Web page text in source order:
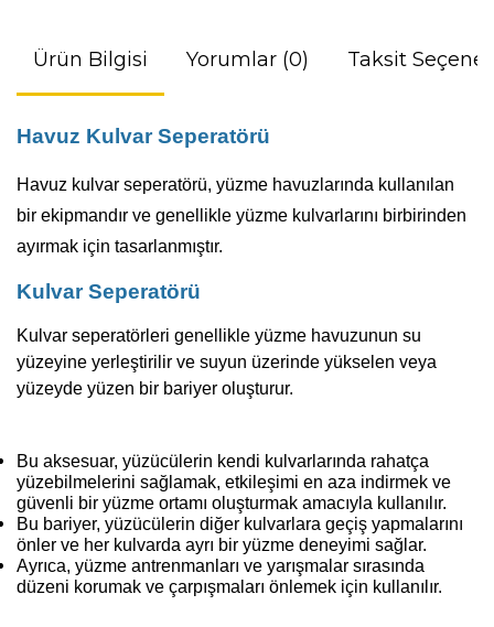
Ürün Bilgisi Yorumlar (0) Taksit
Havuz Kulvar Seperatörü
Havuz kulvar seperatörü, yüzme havuzlarında kullanılan
bir ekipmandır ve genellikle yüzme kulvarlarını birbirinden
ayırmak için tasarlanmıştır.
Kulvar Seperatörü
Kulvar seperatörleri genellikle yüzme havuzunun su
yüzeyine yerleştirilir ve suyun üzerinde yükselen veya
yüzeyde yüzen bir bariyer oluşturur.
Bu aksesuar, yüzücülerin kendi kulvarlarında rahatça
yüzebilmelerini sağlamak, etkileşimi en aza indirmek ve
güvenli bir yüzme ortamı oluşturmak amacıyla kullanılır.
Bu bariyer, yüzücülerin diğer kulvarlara geçiş yapmalarını
önler ve her kulvarda ayrı bir yüzme deneyimi sağlar.
Ayrıca, yüzme antrenmanları ve yarışmalar sırasında
düzeni korumak ve çarpışmaları önlemek için kullanılır.